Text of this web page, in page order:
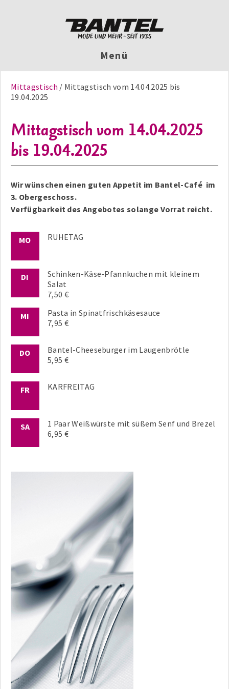
Menü
Mittagstisch
Mittagstisch vom 14.04.2025 bis
19.04.2025
Mittagstisch vom 14.04.2025
bis 19.04.2025
Wir wünschen einen guten Appetit im Bantel-Café im
3. Obergeschoss.
Verfügbarkeit des Angebotes solange Vorrat reicht.
MO RUHETAG
DI
Schinken-Käse-Pfannkuchen mit kleinem
Salat
7,50 €
MI
Pasta in Spinatfrischkäsesauce
7,95 €
DO
Bantel-Cheeseburger im Laugenbrötle
5,95 €
FR KARFREITAG
SA
1 Paar Weißwürste mit süßem Senf und Brezel
6,95 €